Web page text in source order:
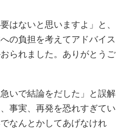
はないと思いますよ」と、
の負担を考えてアドバイス
られました。ありがとうご
いで結論をだした」と誤解
事実、再発を恐れすぎてい
なんとかしてあげなけれ